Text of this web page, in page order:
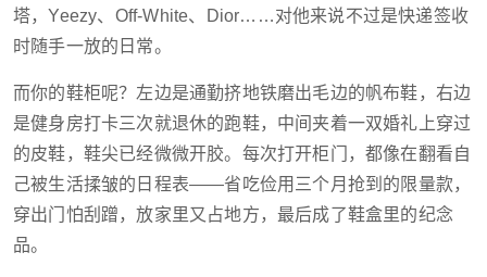
塔，Yeezy、Off-White、Dior……对他来说不过是快递签收
时随手一放的日常。
而你的鞋柜呢？左边是通勤挤地铁磨出毛边的帆布鞋，右边
是健身房打卡三次就退休的跑鞋，中间夹着一双婚礼上穿过
的皮鞋，鞋尖已经微微开胶。每次打开柜门，都像在翻看自
己被生活揉皱的日程表——省吃俭用三个月抢到的限量款，
穿出门怕刮蹭，放家里又占地方，最后成了鞋盒里的纪念
品。